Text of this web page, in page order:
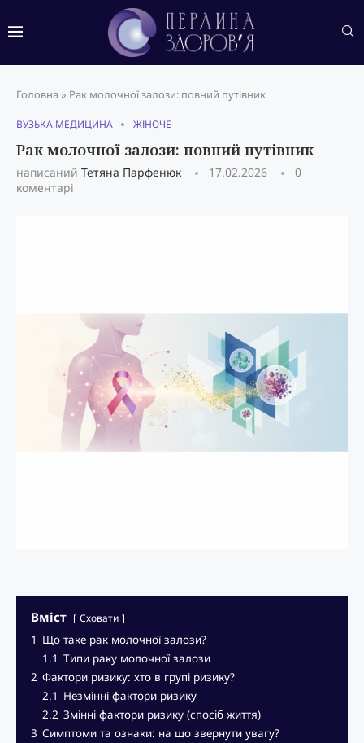
Головна » Рак молочної залози: повний путівник
ВУЗЬКА МЕДИЦИНА ЖІНОЧЕ
Рак молочної залози: повний путівник
написаний Тетяна Парфенюк 17.02.2026
0
коментарі
Вміст Сховати
1 Що таке рак молочної залози?
1.1 Типи раку молочної залози
2 Фактори ризику: хто в групі ризику?
2.1 Незмінні фактори ризику
2.2 Змінні фактори ризику (спосіб життя)
3 Симптоми та ознаки: на що звернути увагу?